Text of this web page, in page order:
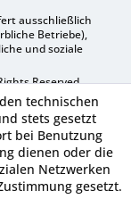
ausschließlich
Betriebe),
und soziale
Reserved.
technischen
stets gesetzt
bei Benutzung
dienen oder die
Netzwerken
gesetzt.